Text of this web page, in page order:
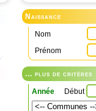
Naissance
Nom
Prénom
... plus de critères
Année Début